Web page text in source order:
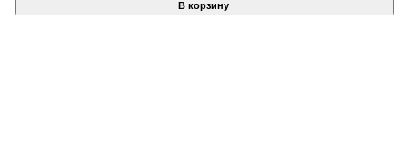
В корзину